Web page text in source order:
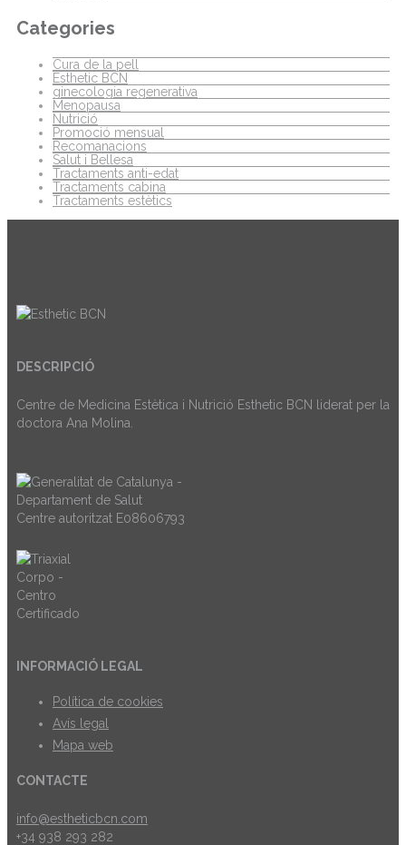
Categories
Cura de la pell
Esthetic BCN
ginecologia regenerativa
Menopausa
Nutrició
Promoció mensual
Recomanacions
Salut i Bellesa
Tractaments anti-edat
Tractaments cabina
Tractaments estètics
DESCRIPCIÓ
Centre de Medicina Estètica i Nutrició Esthetic BCN liderat per la
doctora Ana Molina.
Centre autoritzat E08606793
INFORMACIÓ LEGAL
Política de cookies
Avís legal
Mapa web
CONTACTE
info@estheticbcn.com
+34 938 293 282